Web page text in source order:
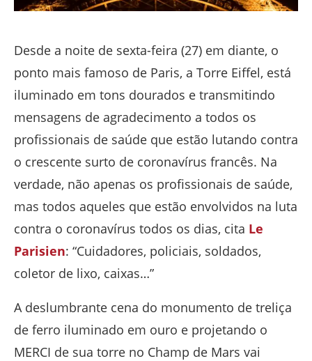
Desde a noite de sexta-feira (27) em diante, o
ponto mais famoso de Paris, a Torre Eiffel, está
iluminado em tons dourados e transmitindo
mensagens de agradecimento a todos os
profissionais de saúde que estão lutando contra
o crescente surto de coronavírus francês. Na
verdade, não apenas os profissionais de saúde,
mas todos aqueles que estão envolvidos na luta
contra o coronavírus todos os dias, cita Le
Parisien: “Cuidadores, policiais, soldados,
coletor de lixo, caixas…”
A deslumbrante cena do monumento de treliça
de ferro iluminado em ouro e projetando o
MERCI de sua torre no Champ de Mars vai